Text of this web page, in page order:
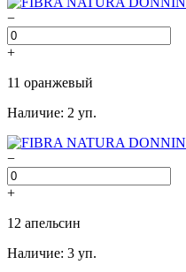
−
+
11 оранжевый
Наличие: 2 уп.
−
+
12 апельсин
Наличие: 3 уп.